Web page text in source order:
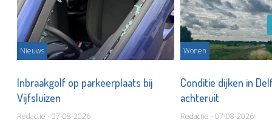
Nieuws
Inbraakgolf op parkeerplaats bij
Vijfsluizen
Redactie - 07-08-2026
Wonen
Conditie dijken in
achteruit
Redactie - 07-08-2026